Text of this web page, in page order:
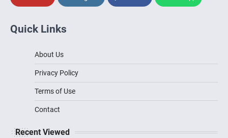
Quick Links
About Us
Privacy Policy
Terms of Use
Contact
Recent Viewed